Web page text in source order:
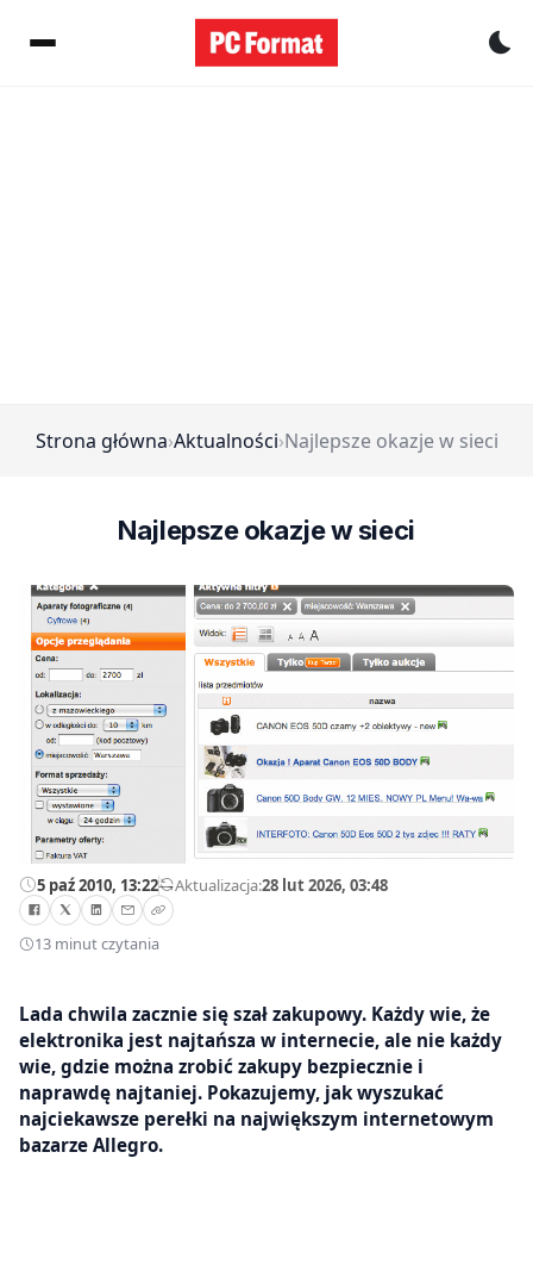
Strona główna›Aktualności›Najlepsze okazje w sieci
Najlepsze okazje w sieci
5 paź 2010, 13:22—Aktualizacja:28 lut 2026, 03:48
13 minut czytania
Lada chwila zacznie się szał zakupowy. Każdy wie, że
elektronika jest najtańsza w internecie, ale nie każdy
wie, gdzie można zrobić zakupy bezpiecznie i
naprawdę najtaniej. Pokazujemy, jak wyszukać
najciekawsze perełki na największym internetowym
bazarze Allegro.